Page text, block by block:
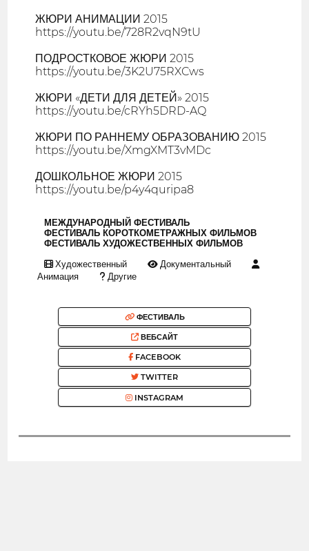
ЖЮРИ АНИМАЦИИ 2015
https://youtu.be/728R2vqN9tU
ПОДРОСТКОВОЕ ЖЮРИ 2015
https://youtu.be/3K2U75RXCws
ЖЮРИ «ДЕТИ ДЛЯ ДЕТЕЙ» 2015
https://youtu.be/cRYh5DRD-AQ
ЖЮРИ ПО РАННЕМУ ОБРАЗОВАНИЮ 2015
https://youtu.be/XmgXMT3vMDc
ДОШКОЛЬНОЕ ЖЮРИ 2015
https://youtu.be/p4y4quripa8
МЕЖДУНАРОДНЫЙ ФЕСТИВАЛЬ
ФЕСТИВАЛЬ КОРОТКОМЕТРАЖНЫХ ФИЛЬМОВ
ФЕСТИВАЛЬ ХУДОЖЕСТВЕННЫХ ФИЛЬМОВ
Художественный
Документальный
Анимация
Другие
ФЕСТИВАЛЬ
ВЕБСАЙТ
FACEBOOK
TWITTER
INSTAGRAM